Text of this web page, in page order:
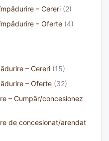
– Cereri (2)
– Oferte (4)
– Cereri (15)
– Oferte (32)
– Cumpăr/concesionez
de concesionat/arendat